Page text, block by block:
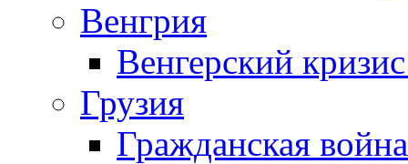
Венгрия
Венгерский
Грузия
Гражданская